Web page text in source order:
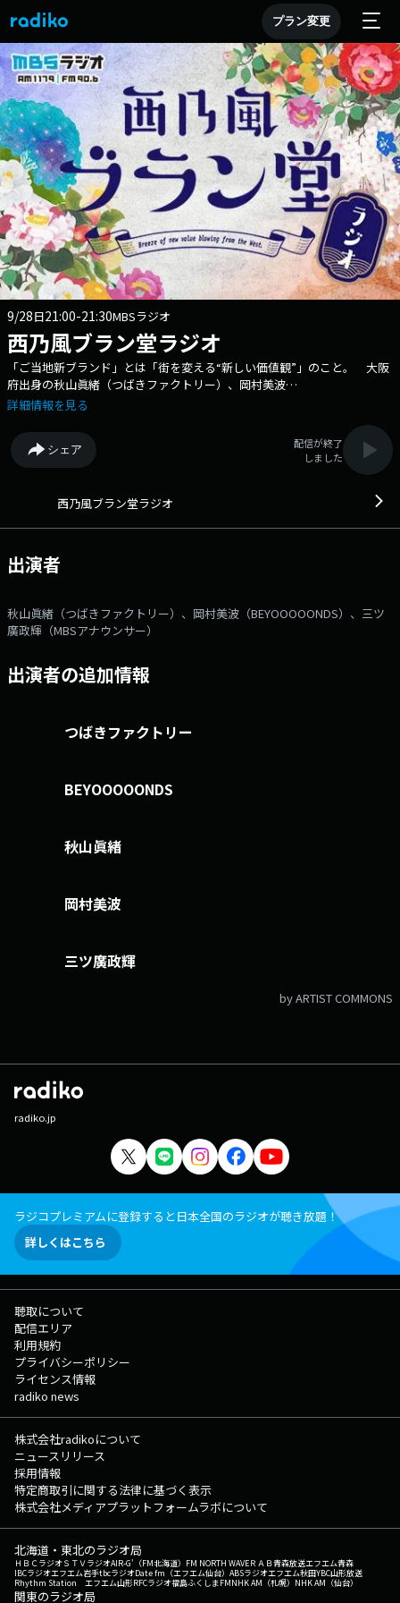
プラン変更
9/28日21:00-21:30MBSラジオ
西乃風ブラン堂ラジオ
「ご当地新ブランド」とは「街を変える“新しい価値観”」のこと。 大阪
府出身の秋山眞緒（つばきファクトリー）、岡村美波
（BEYOOOOONDS）がMBSアナウンサー三ツ廣政輝とともに西日本の
TV版「西乃風ブラン堂」（毎週月曜 深夜０：５９～１：２９）と連動、
TVとラジオで西日本の地域創生の取り組みを掘り下げます。 メール
アドレス：kaze@mbs1179.com 番組ホームページはこちらをクリッ
詳細情報を見る
シェア
配信が終了
しました
西乃風ブラン堂ラジオ
出演者
秋山眞緒（つばきファクトリー）、岡村美波（BEYOOOOONDS）、三ツ
廣政輝（MBSアナウンサー）
出演者の追加情報
つばきファクトリー
BEYOOOOONDS
秋山眞緒
岡村美波
三ツ廣政輝
by ARTIST COMMONS
radiko.jp
ラジコプレミアムに登録すると日本全国のラジオが聴き放題！
詳しくはこちら
聴取について
配信エリア
利用規約
プライバシーポリシー
ライセンス情報
radiko news
株式会社radikoについて
ニュースリリース
採用情報
特定商取引に関する法律に基づく表示
株式会社メディアプラットフォームラボについて
北海道・東北のラジオ局
ＨＢＣラジオＳＴＶラジオAIR-G'（FM北海道） FM NORTH WAVEＲＡＢ青森放送エフエム青森
IBCラジオエフエム岩手tbcラジオDate fm（エフエム仙台） ABSラジオエフエム秋田YBC山形放送
Rhythm Station エフエム山形RFCラジオ福島ふくしまFMNHK AM（札幌） NHK AM（仙台）
関東のラジオ局